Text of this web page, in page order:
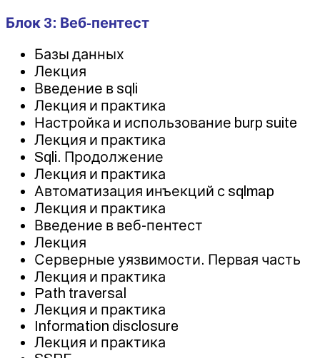
Блок 3: Веб-пентест
Базы данных
Лекция
Введение в sqli
Лекция и практика
Настройка и использование burp suite
Лекция и практика
Sqli. Продолжение
Лекция и практика
Автоматизация инъекций с sqlmap
Лекция и практика
Введение в веб-пентест
Лекция
Серверные уязвимости. Первая часть
Лекция и практика
Path traversal
Лекция и практика
Information disclosure
Лекция и практика